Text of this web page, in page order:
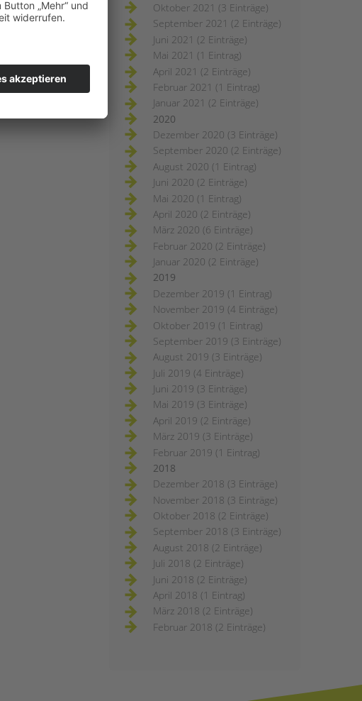
Oktober 2021 (3 Einträge)
September 2021 (2 Einträge)
Juni 2021 (2 Einträge)
Mai 2021 (1 Eintrag)
April 2021 (2 Einträge)
Februar 2021 (1 Eintrag)
Januar 2021 (2 Einträge)
2020
Dezember 2020 (3 Einträge)
September 2020 (2 Einträge)
August 2020 (1 Eintrag)
Juni 2020 (2 Einträge)
Mai 2020 (1 Eintrag)
April 2020 (2 Einträge)
März 2020 (6 Einträge)
Februar 2020 (2 Einträge)
Januar 2020 (2 Einträge)
2019
Dezember 2019 (1 Eintrag)
November 2019 (4 Einträge)
Oktober 2019 (1 Eintrag)
September 2019 (3 Einträge)
August 2019 (3 Einträge)
Juli 2019 (4 Einträge)
Juni 2019 (3 Einträge)
Mai 2019 (3 Einträge)
April 2019 (2 Einträge)
März 2019 (3 Einträge)
Februar 2019 (1 Eintrag)
2018
Dezember 2018 (3 Einträge)
November 2018 (3 Einträge)
Oktober 2018 (2 Einträge)
September 2018 (3 Einträge)
August 2018 (2 Einträge)
Juli 2018 (2 Einträge)
Juni 2018 (2 Einträge)
April 2018 (1 Eintrag)
März 2018 (2 Einträge)
Februar 2018 (2 Einträge)